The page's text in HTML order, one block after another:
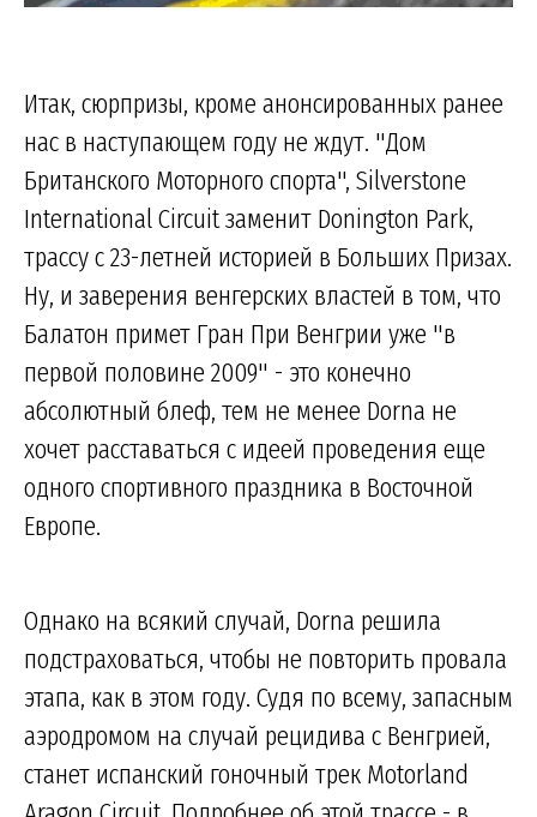
Итак, сюрпризы, кроме анонсированных ранее
нас в наступающем году не ждут. "Дом
Британского Моторного спорта", Silverstone
International Circuit заменит Donington Park,
трассу с 23-летней историей в Больших Призах.
Ну, и заверения венгерских властей в том, что
Балатон примет Гран При Венгрии уже "в
первой половине 2009" - это конечно
абсолютный блеф, тем не менее Dorna не
хочет расставаться с идеей проведения еще
одного спортивного праздника в Восточной
Европе.
Однако на всякий случай, Dorna решила
подстраховаться, чтобы не повторить провала
этапа, как в этом году. Судя по всему, запасным
аэродромом на случай рецидива с Венгрией,
станет испанский гоночный трек Motorland